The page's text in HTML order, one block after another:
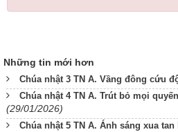
Những tin mới hơn
Chúa nhật 3 TN A. Vầng đông cứu
Chúa nhật 4 TN A. Trút bỏ mọi
(29/01/2026)
Chúa nhật 5 TN A. Ánh sáng xua